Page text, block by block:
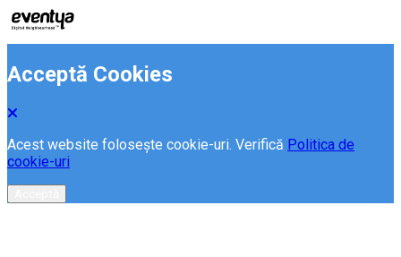
Acceptă Cookies
Acest website folosește cookie-uri. Verifică Politica de
cookie-uri